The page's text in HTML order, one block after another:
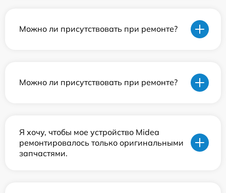
Можно ли присутствовать при ремонте?
Можно ли присутствовать при ремонте?
Я хочу, чтобы мое устройство Midea
ремонтировалось только оригинальными
запчастями.